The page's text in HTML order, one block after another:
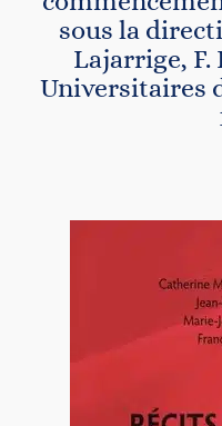
sous la
Lajarrige, F.
Universitaires